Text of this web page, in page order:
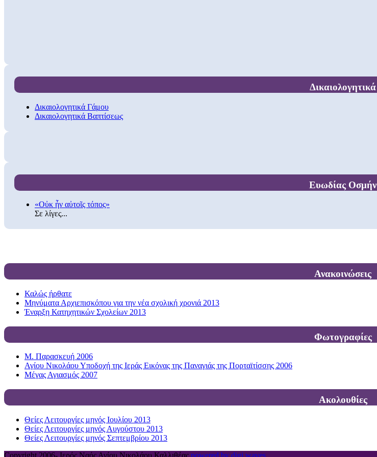
Δικαιολογητικά
Δικαιολογητικά Γάμου
Δικαιολογητικά Βαπτίσεως
Ευωδίας Οσμήν
«Οὐκ ἦν αὐτοῖς τόπος»
Σε λίγες...
Ανακοινώσεις
Καλώς ήρθατε
Μηνύματα Αρχιεπισκόπου για την νέα σχολική χρονιά 2013
Έναρξη Κατηχητικών Σχολείων 2013
Φωτογραφίες
Μ. Παρασκευή 2006
Αγίου Νικολάου Υποδοχή της Ιεράς Εικόνας της Παναγιάς της Πορταϊτίσσης 2006
Μέγας Αγιασμός 2007
Ακολουθίες
Θείες Λειτουργίες μηνός Ιουλίου 2013
Θείες Λειτουργίες μηνός Αυγούστου 2013
Θείες Λειτουργίες μηνός Σεπτεμβρίου 2013
Copyright 2006- Ιερός Ναός Αγίου Νικολάου Καλλιθέας powered by digi waves